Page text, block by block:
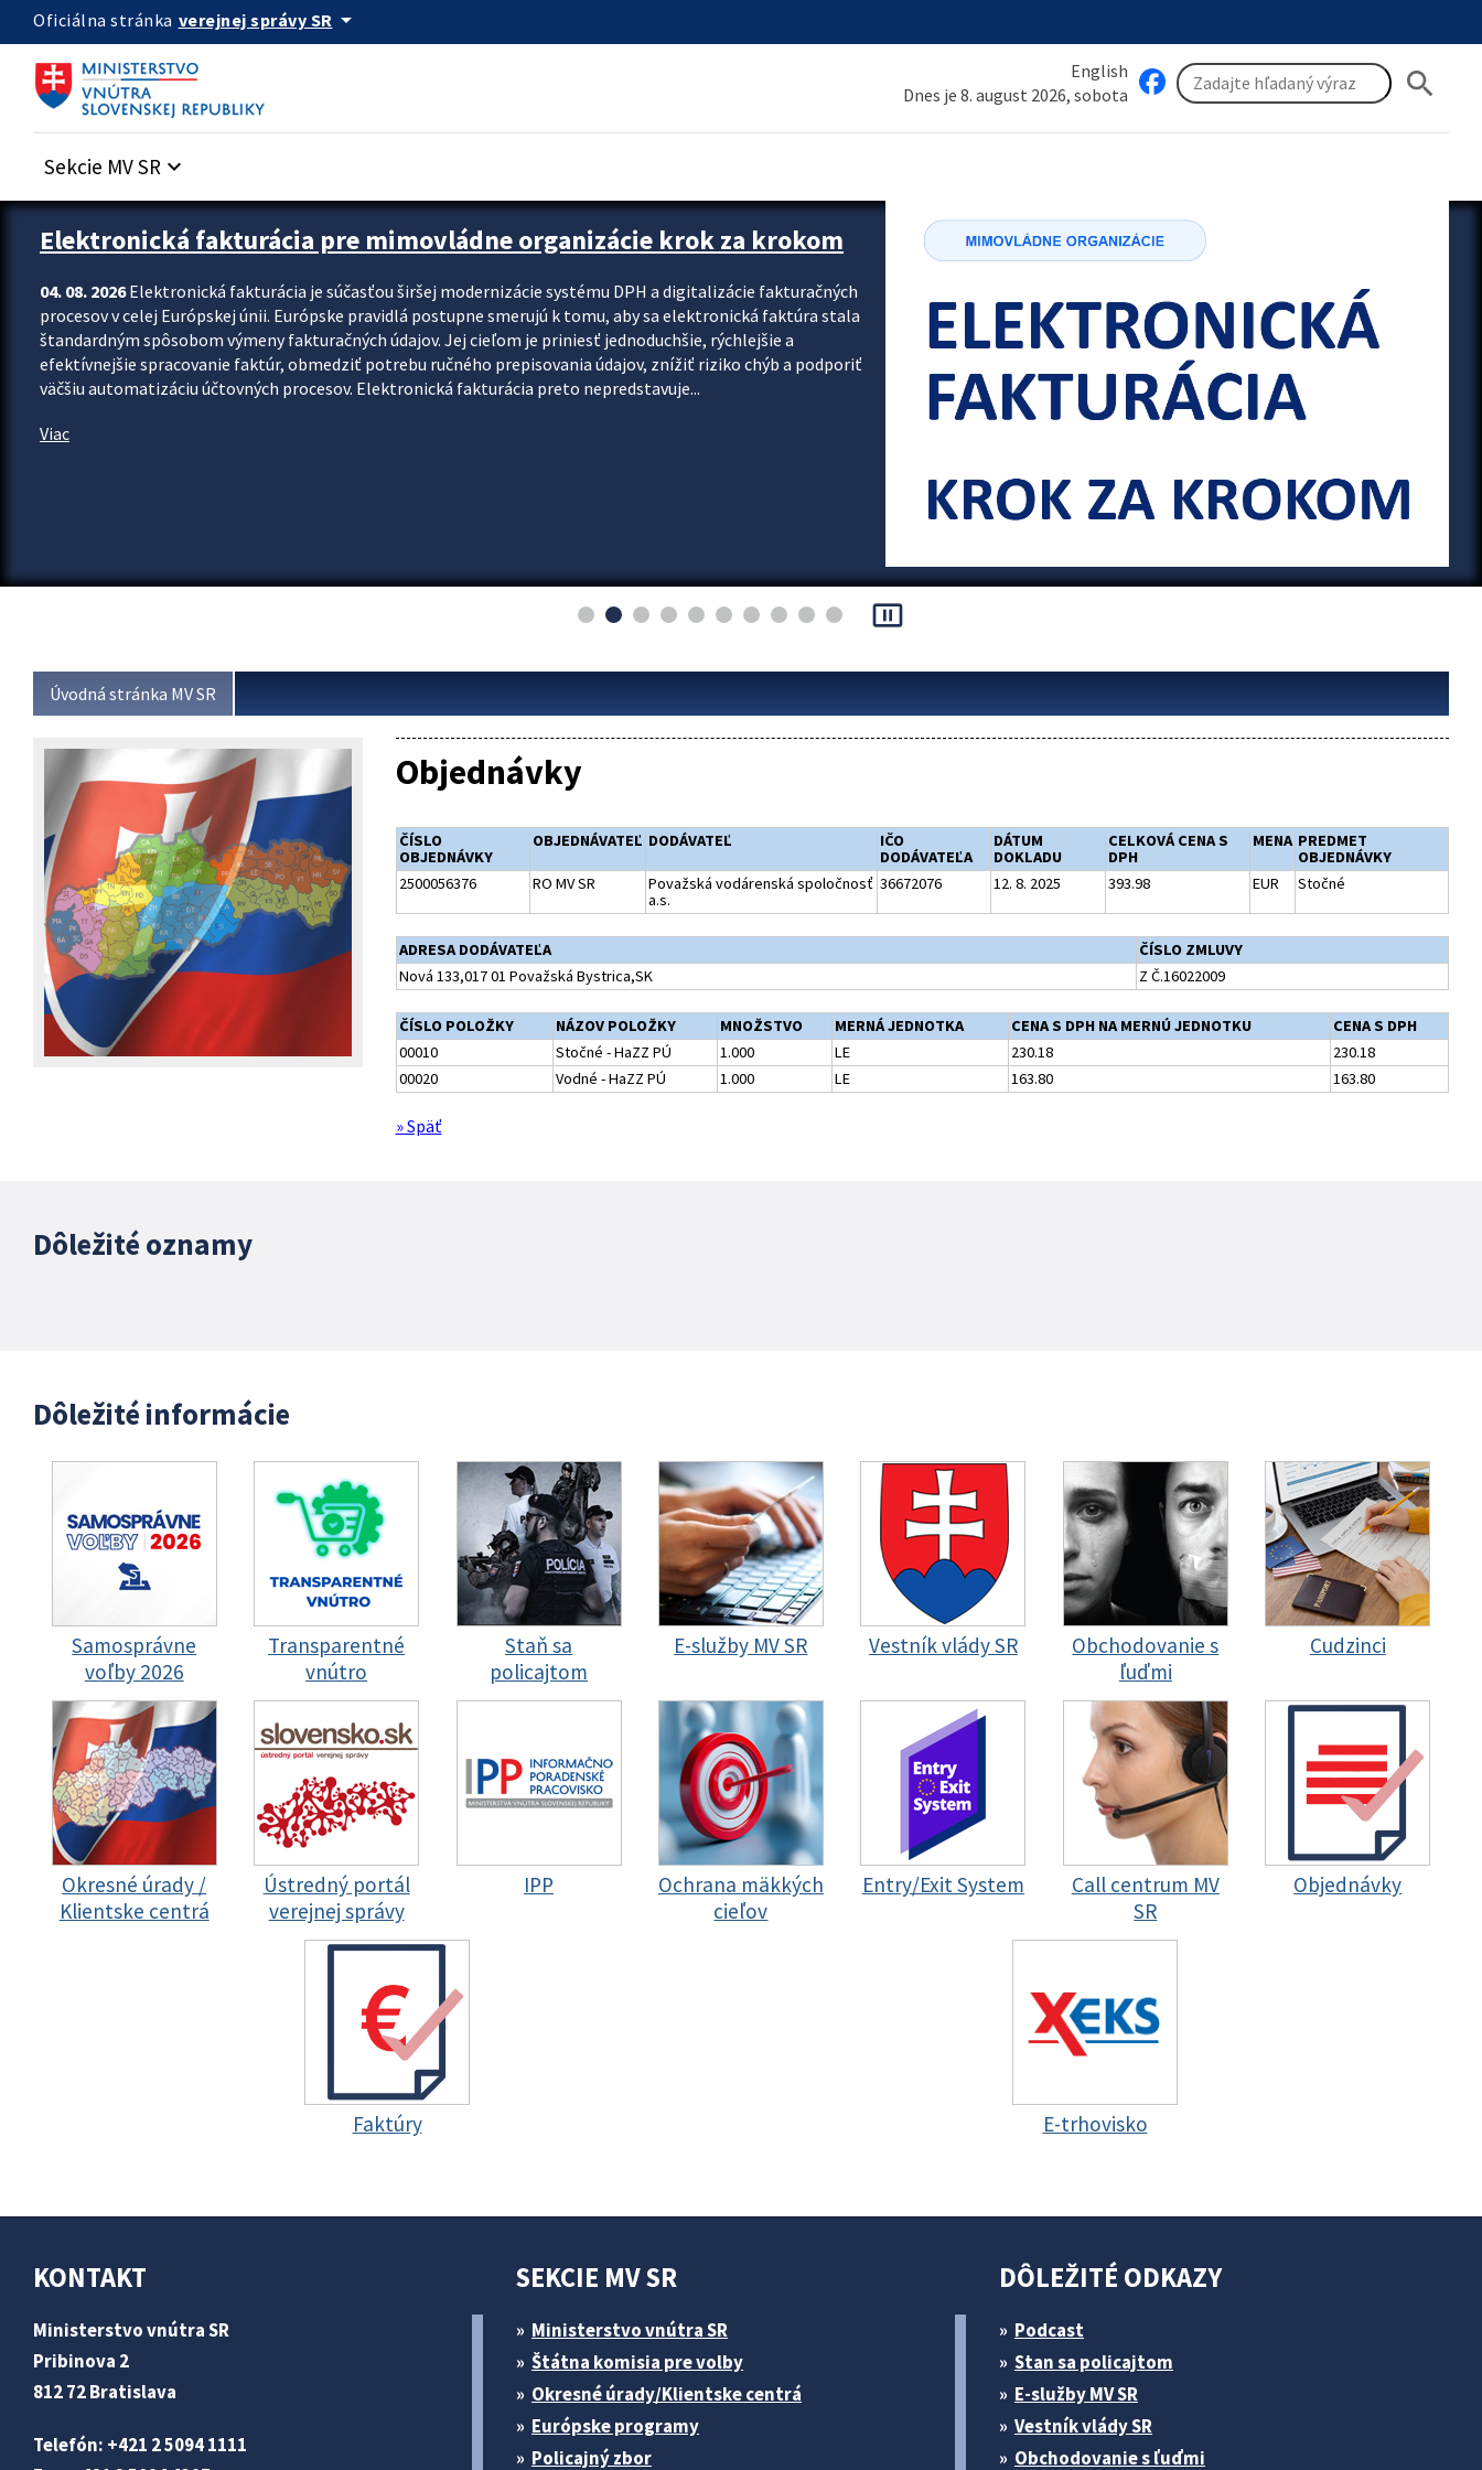
Preskocit na hlavný obsah
Oficiálna stránka verejnej správy SR arrow_drop_down
English
Dnes je 8. august 2026, sobota
search
Sekcie MV SR keyboard_arrow_down
Zastavit automatický posun upútavok
Elektronická fakturácia pre mimovládne organizácie krok za krokom
04. 08. 2026Elektronická fakturácia je súčasťou širšej modernizácie systému DPH a digitalizácie fakturačných
procesov v celej Európskej únii. Európske pravidlá postupne smerujú k tomu, aby sa elektronická faktúra stala
štandardným spôsobom výmeny fakturačných údajov. Jej cieľom je priniesť jednoduchšie, rýchlejšie a
efektívnejšie spracovanie faktúr, obmedziť potrebu ručného prepisovania údajov, znížiť riziko chýb a podporiť
väčšiu automatizáciu účtovných procesov. Elektronická fakturácia preto nepredstavuje...
Viac
pause_presentation
Úvodná stránka MV SR
Objednávky
ČÍSLO
OBJEDNÁVKY
OBJEDNÁVATEĽ DODÁVATEĽ
IČO
DODÁVATEĽA
DÁTUM
DOKLADU
CELKOVÁ CENA S
DPH
MENA PREDMET
OBJEDNÁVKY
2500056376
RO MV SR
Považská vodárenská spoločnosť
a.s.
36672076 12. 8. 2025 393.98 EUR Stočné
ADRESA DODÁVATEĽA
ČÍSLO ZMLUVY
Nová 133,017 01 Považská Bystrica,SK
Z Č.16022009
ČÍSLO POLOŽKY NÁZOV POLOŽKY MNOŽSTVO MERNÁ JEDNOTKA CENA S DPH NA MERNÚ JEDNOTKU
CENA S DPH
00010
Stočné - HaZZ PÚ 1.000 LE 230.18
230.18
00020
Vodné - HaZZ PÚ 1.000 LE 163.80 163.80
» Späť
Dôležité oznamy
Dôležité informácie
Samosprávne
voľby 2026
Transparentné
vnútro
Staň sa
policajtom
E-služby MV SR Vestník vlády SR
Obchodovanie s
ľuďmi
Cudzinci
Okresné úrady /
Klientske centrá
Ústredný portál
verejnej správy
IPP
Ochrana mäkkých
cieľov
Entry/Exit System
Call centrum MV
SR
Objednávky
Faktúry E-trhovisko
KONTAKT
Ministerstvo vnútra SR
Pribinova 2
812 72 Bratislava
Telefón: +421 2 5094 1111
SEKCIE MV SR
Ministerstvo vnútra SR
Štátna komisia pre volby
Okresné úrady/Klientske centrá
Európske programy
Policajný zbor
DÔLEŽITÉ ODKAZY
Podcast
Stan sa policajtom
E-služby MV SR
Vestník vlády SR
Obchodovanie s ľuďmi